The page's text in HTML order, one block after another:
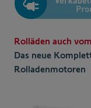
Rolläden auch
Das neue
Rolladenmotoren